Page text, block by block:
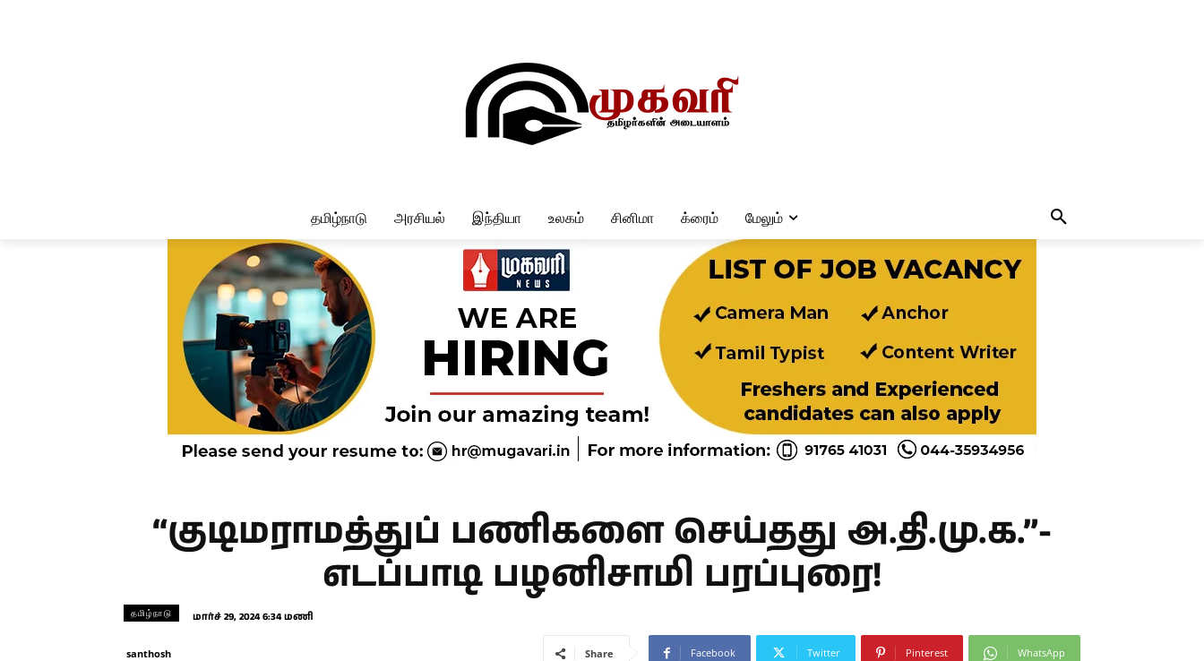
தமிழ்நாடு அரசியல் இந்தியா உலகம் சினிமா க்ரைம் மேலும்
“குடிமராமத்துப் பணிகளை செய்தது அ.தி.மு.க.”-
எடப்பாடி பழனிசாமி பரப்புரை!
தமிழ்நாடு மார்ச் 29, 2024 6:34 மணி
santhosh Share Facebook Twitter Pinterest WhatsApp